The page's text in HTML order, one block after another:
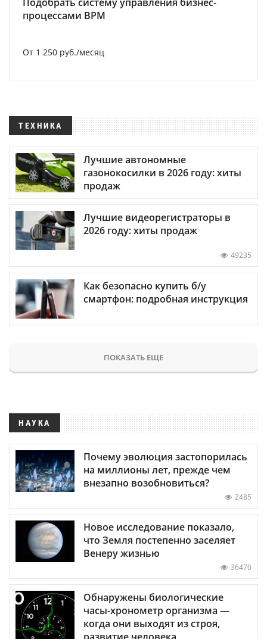
процессами BPM
От 1 250 руб./месяц
ТЕХНИКА
Лучшие автономные
газонокосилки в 2026 году: хиты
продаж
Лучшие видеорегистраторы в
2026 году: хиты продаж
49235
Как безопасно купить б/у
смартфон: подробная инструкция
ПОКАЗАТЬ ЕЩЕ
НАУКА
Почему эволюция застопорилась
на миллионы лет, прежде чем
внезапно возобновиться?
2485
Новое исследование показало,
что Земля постепенно заселяет
Венеру жизнью
36470
Обнаружены биологические
часы-хронометр организма —
когда они выходят из строя,